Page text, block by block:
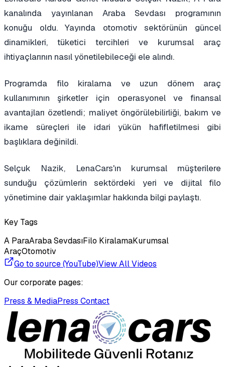
kanalında yayınlanan Araba Sevdası programının
konuğu oldu. Yayında otomotiv sektörünün güncel
dinamikleri, tüketici tercihleri ve kurumsal araç
ihtiyaçlarının nasıl yönetilebileceği ele alındı.
Programda filo kiralama ve uzun dönem araç
kullanımının şirketler için operasyonel ve finansal
avantajları özetlendi; maliyet öngörülebilirliği, bakım ve
ikame süreçleri ile idari yükün hafifletilmesi gibi
başlıklara değinildi.
Selçuk Nazik, LenaCars'ın kurumsal müşterilere
sunduğu çözümlerin sektördeki yeri ve dijital filo
yönetimine dair yaklaşımlar hakkında bilgi paylaştı.
Key Tags
A ParaAraba SevdasıFilo KiralamaKurumsal
AraçOtomotiv
Go to source (YouTube)View All Videos
Our corporate pages:
Press & MediaPress Contact